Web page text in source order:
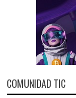
COMUNIDAD TIC